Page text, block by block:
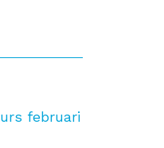
februari